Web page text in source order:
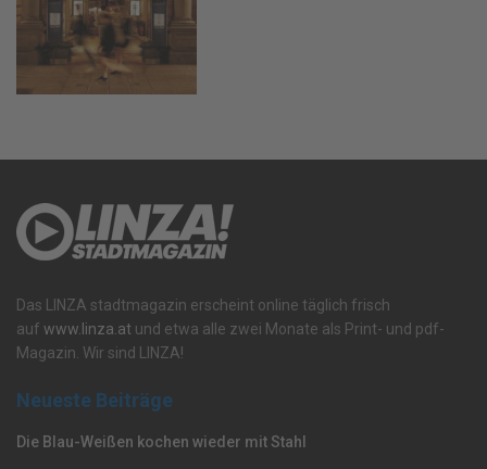
Das LINZA stadtmagazin erscheint online täglich frisch
auf www.linza.at und etwa alle zwei Monate als Print- und pdf-
Magazin. Wir sind LINZA!
Neueste Beiträge
Die Blau-Weißen kochen wieder mit Stahl